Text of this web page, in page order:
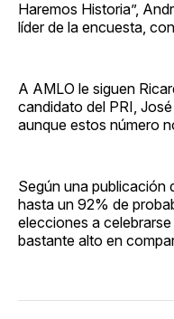
Haremos Historia”,
líder de la encuesta,
A AMLO le siguen
candidato del PRI,
aunque estos número
Según una publicación
hasta un 92% de
elecciones a
bastante alto en